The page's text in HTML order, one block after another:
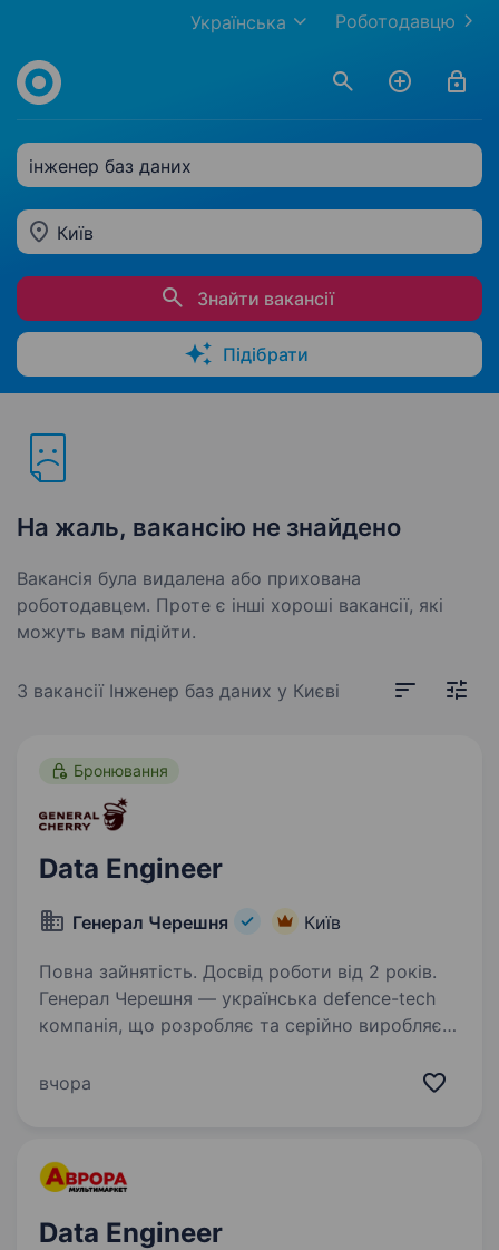
Роботодавцю
Українська
інженер баз даних
Київ
Знайти вакансії
Підібрати
На жаль, вакансію не знайдено
Вакансія була видалена або прихована
роботодавцем. Проте є інші хороші вакансії, які
можуть вам підійти.
3 вакансії Інженер баз даних у Києві
Бронювання
Data Engineer
Генерал Черешня Київ
Повна зайнятість. Досвід роботи від 2 років.
Генерал Черешня — українська defence-tech
компанія, що розробляє та серійно виробляє
з FPV-дронами та дронами-перехоплювачами
вчора
Data Engineer